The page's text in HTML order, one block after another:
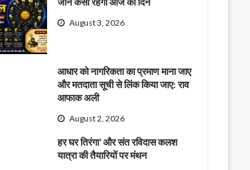
August 3, 2026
आधार को नागरिकता का प्रमाण माना जाए
और मतदाता सूची से लिंक किया जाए: राव
आफाक अली
August 2, 2026
हर घर तिरंगा’ और संत रविदास कलश
यात्रा की तैयारियों पर मंथन